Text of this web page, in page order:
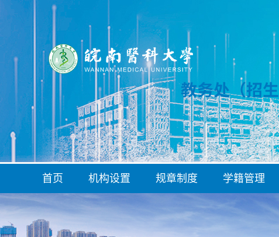
首页 机构设置 规章制度 学籍管理